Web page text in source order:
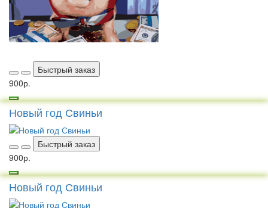
Быстрый заказ
900р.
Новый год Свиньи
Быстрый заказ
900р.
Новый год Свиньи